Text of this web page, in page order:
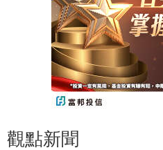
觀點新聞